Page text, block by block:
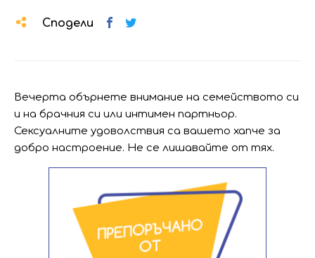
Сподели
Вечерта обърнете внимание на семейството си
и на брачния си или интимен партньор.
Сексуалните удоволствия са вашето хапче за
добро настроение. Не се лишавайте от тях.